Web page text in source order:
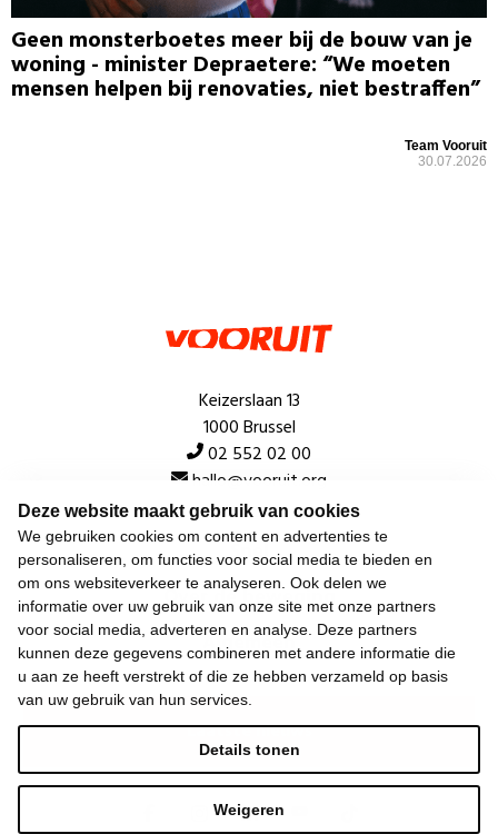
Deze website maakt gebruik van cookies
We gebruiken cookies om content en advertenties te
personaliseren, om functies voor social media te bieden en
om ons websiteverkeer te analyseren. Ook delen we
informatie over uw gebruik van onze site met onze partners
voor social media, adverteren en analyse. Deze partners
kunnen deze gegevens combineren met andere informatie die
u aan ze heeft verstrekt of die ze hebben verzameld op basis
van uw gebruik van hun services.
Weigeren
Details tonen
Geen monsterboetes meer bij de bouw van je
woning - minister Depraetere: “We moeten
mensen helpen bij renovaties, niet bestraffen”
Team Vooruit
30.07.2026
Keizerslaan 13
1000 Brussel
02 552 02 00
hallo@vooruit.org
Snel
Over de beweging
Algemeen
Laatste nieuws